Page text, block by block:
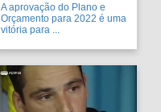
A aprovação do Plano e
Orçamento para 2022 é uma
vitória para ...